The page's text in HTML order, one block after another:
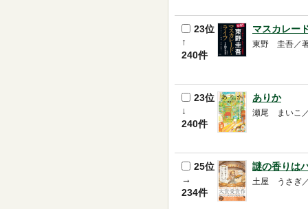
23位
↑
240件
マスカレー
東野 圭吾／
23位
↓
240件
ありか
瀬尾 まいこ
25位
→
234件
謎の香りは
土屋 うさぎ